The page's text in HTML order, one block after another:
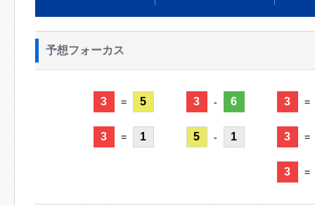
予想フォーカス
3 = 5
3 = 1
3 - 6
5 - 1
3 =
3 =
3 =